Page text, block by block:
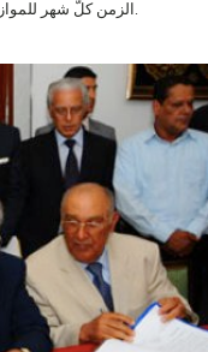
الزمن كلّ شهر للموازنة بين دخل ضعيف و مصاريف ثقيلة بل ثقيلة جدا.